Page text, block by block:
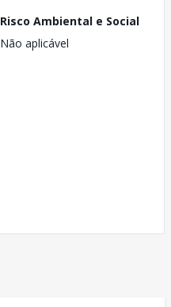
Risco Ambiental e Social
Não aplicável